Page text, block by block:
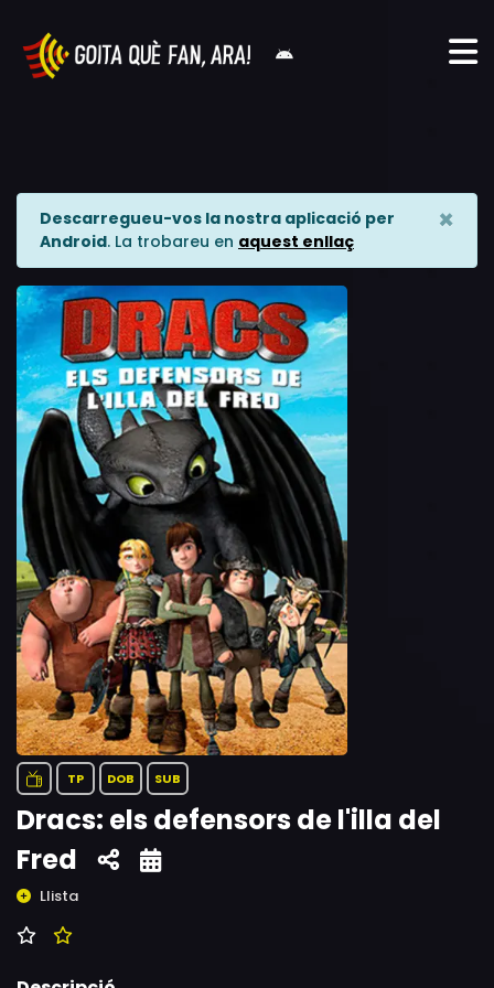
Descarregueu-vos la nostra aplicació per
Android. La trobareu en aquest enllaç
×
TP DOB SUB
Dracs: els defensors de l'illa del
Fred
Llista